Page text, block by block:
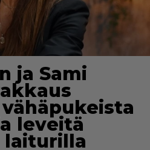
ja Sami
leveitä
laiturilla